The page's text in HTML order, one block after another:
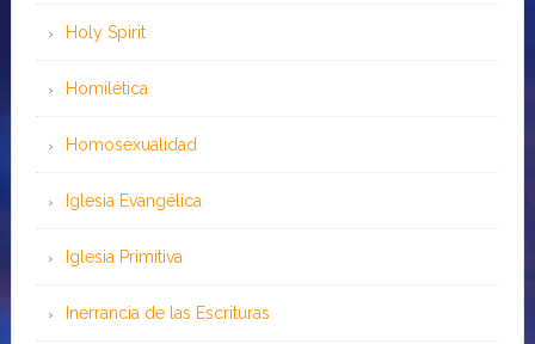
Holy Spirit
Homilética
Homosexualidad
Iglesia Evangélica
Iglesia Primitiva
Inerrancia de las Escrituras